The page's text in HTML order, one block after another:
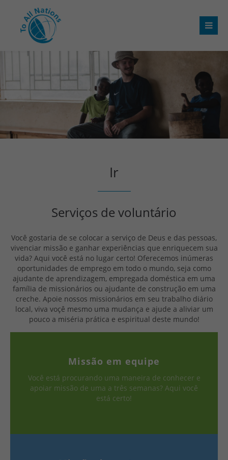
Ir
Serviços de voluntário
Você gostaria de se colocar a serviço de Deus e das pessoas,
vivenciar missão e ganhar experiências que enriquecem sua
vida? Aqui você está no lugar certo! Oferecemos inúmeras
oportunidades de emprego em todo o mundo, seja como
ajudante de aprendizagem, empregada doméstica em uma
família de missionários ou ajudante de construção em uma
creche. Apoie nossos missionários em seu trabalho diário
local, viva voçê mesmo uma mudança e ajude a aliviar um
pouco a miséria prática e espiritual deste mundo!
Missão em equipe
Você está procurando uma maneira de conhecer e
apoiar missão de uma a três semanas? Aqui você
está certo!